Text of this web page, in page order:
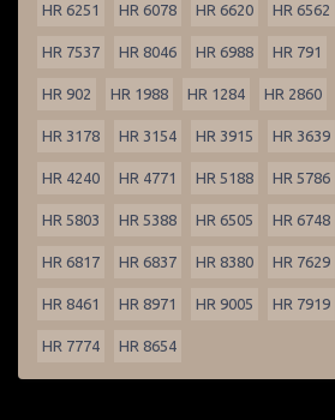
HR 6251 HR 6078 HR 6620 HR 6562
HR 7537 HR 8046 HR 6988 HR 791
HR 902 HR 1988 HR 1284 HR 2860
HR 3178 HR 3154 HR 3915 HR 3639
HR 4240 HR 4771 HR 5188 HR 5786
HR 5803 HR 5388 HR 6505 HR 6748
HR 6817 HR 6837 HR 8380 HR 7629
HR 8461 HR 8971 HR 9005 HR 7919
HR 7774 HR 8654